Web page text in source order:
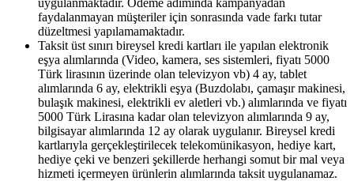
uygulanmaktadır. Ödeme adımında kampanyadan
faydalanmayan müşteriler için sonrasında vade farkı tutar
düzeltmesi yapılamamaktadır.
Taksit üst sınırı bireysel kredi kartları ile yapılan elektronik
eşya alımlarında (Video, kamera, ses sistemleri, fiyatı 5000
Türk lirasının üzerinde olan televizyon vb) 4 ay, tablet
alımlarında 6 ay, elektrikli eşya (Buzdolabı, çamaşır makinesi,
bulaşık makinesi, elektrikli ev aletleri vb.) alımlarında ve fiyatı
5000 Türk Lirasına kadar olan televizyon alımlarında 9 ay,
bilgisayar alımlarında 12 ay olarak uygulanır. Bireysel kredi
kartlarıyla gerçekleştirilecek telekomünikasyon, hediye kart,
hediye çeki ve benzeri şekillerde herhangi somut bir mal veya
hizmeti içermeyen ürünlerin alımlarında taksit uygulanamaz.